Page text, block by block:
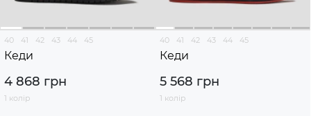
40 41 42 43 44 45
Кеди
4 868 грн
1 колір
40 41 42 43 44 45
Кеди
5 568 грн
1 колір